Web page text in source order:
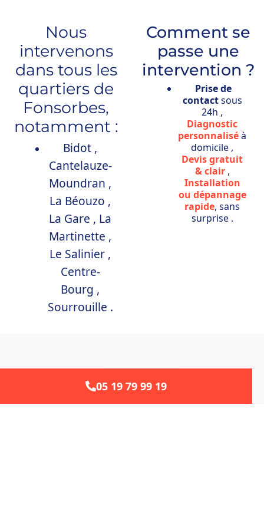
Nous
intervenons
dans tous les
quartiers de
Fonsorbes,
notamment :
Bidot ,
Cantelauze-
Moundran ,
La Béouzo ,
La Gare , La
Martinette ,
Le Salinier ,
Centre-
Bourg ,
Sourrouille .
Comment se
passe une
intervention ?
Prise de
contactsous
24h ,
Diagnostic
personnaliséà
domicile ,
Devis gratuit
& clair,
Installation
ou dépannage
rapide, sans
surprise .
05 19 79 99 19